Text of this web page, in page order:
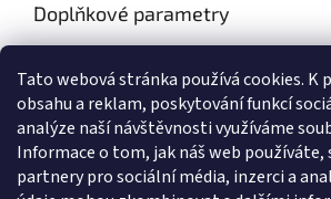
Tato webová stránka používá cookies. K
obsahu a reklam, poskytování funkcí
analýze naší návštěvnosti využíváme
Informace o tom, jak náš web používáte,
partnery pro sociální média, inzerci a
Doplňkové parametry
Hmotnost:
0.3 kg
Položka byla vyprodána…